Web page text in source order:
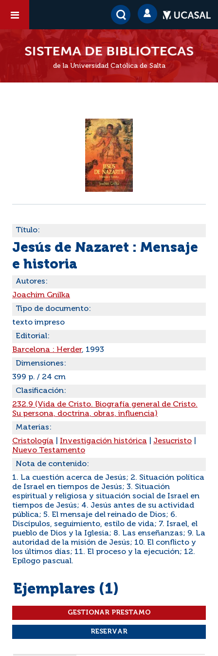
de la Universidad Católica de Salta
Título:
Jesús de Nazaret : Mensaje
e historia
Autores:
Joachim Gnilka
Tipo de documento:
texto impreso
Editorial:
Barcelona : Herder, 1993
Dimensiones:
399 p. / 24 cm
Clasificación:
232.9 (Vida de Cristo. Biografía general de Cristo.
Su persona, doctrina, obras, influencia)
Materias:
Cristología
Investigación histórica Jesucristo
Nuevo Testamento
Nota de contenido:
1. La cuestión acerca de Jesús; 2. Situación política
de Israel en tiempos de Jesús; 3. Situación
espiritual y religiosa y situación social de Israel en
tiempos de Jesús; 4. Jesús antes de su actividad
pública; 5. El mensaje del reinado de Dios; 6.
Discípulos, seguimiento, estilo de vida; 7. Israel, el
pueblo de Dios y la Iglesia; 8. Las enseñanzas; 9. La
autoridad de la misión de Jesús; 10. El conflicto y
los últimos días; 11. El proceso y la ejecución; 12.
Epílogo pascual.
Ejemplares (1)